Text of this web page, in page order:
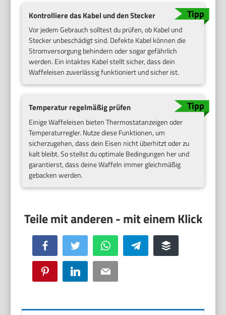
Kontrolliere das Kabel und den Stecker
Vor jedem Gebrauch solltest du prüfen, ob Kabel und
Stecker unbeschädigt sind. Defekte Kabel können die
Stromversorgung behindern oder sogar gefährlich
werden. Ein intaktes Kabel stellt sicher, dass dein
Waffeleisen zuverlässig funktioniert und sicher ist.
Temperatur regelmäßig prüfen
Einige Waffeleisen bieten Thermostatanzeigen oder
Temperaturregler. Nutze diese Funktionen, um
sicherzugehen, dass dein Eisen nicht überhitzt oder zu
kalt bleibt. So stellst du optimale Bedingungen her und
garantierst, dass deine Waffeln immer gleichmäßig
gebacken werden.
Facebook Twitter WhatsApp Telegram Buffer
Pinterest LinkedIn Email